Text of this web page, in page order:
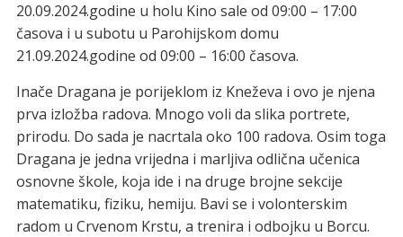
20.09.2024.godine u holu Kino sale od 09:00 – 17:00
časova i u subotu u Parohijskom domu
21.09.2024.godine od 09:00 – 16:00 časova.
Inače Dragana je porijeklom iz Kneževa i ovo je njena
prva izložba radova. Mnogo voli da slika portrete,
prirodu. Do sada je nacrtala oko 100 radova. Osim toga
Dragana je jedna vrijedna i marljiva odlična učenica
osnovne škole, koja ide i na druge brojne sekcije
matematiku, fiziku, hemiju. Bavi se i volonterskim
radom u Crvenom Krstu, a trenira i odbojku u Borcu.